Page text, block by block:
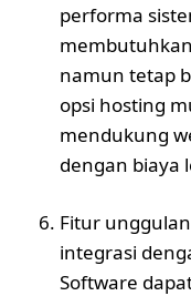
performa
namun tetap
opsi hosting
mendukung
dengan biaya
Fitur
integrasi
Software